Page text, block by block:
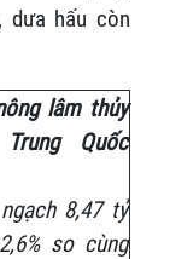
dưa hấu còn
lâm thủy
Quốc
8,47 tỷ
so cùng